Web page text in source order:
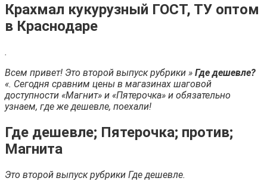
Крахмал кукурузный ГОСТ, ТУ оптом
в Краснодаре
.
Всем привет! Это второй выпуск рубрики » Где дешевле?
«. Сегодня сравним цены в магазинах шаговой
доступности «Магнит» и «Пятерочка» и обязательно
узнаем, где же дешевле, поехали!
Где дешевле; Пятерочка; против;
Магнита
Это второй выпуск рубрики Где дешевле.